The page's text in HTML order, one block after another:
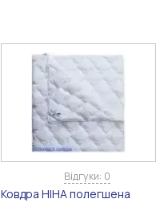
Відгуки: 0
Ковдра НІНА полегшена